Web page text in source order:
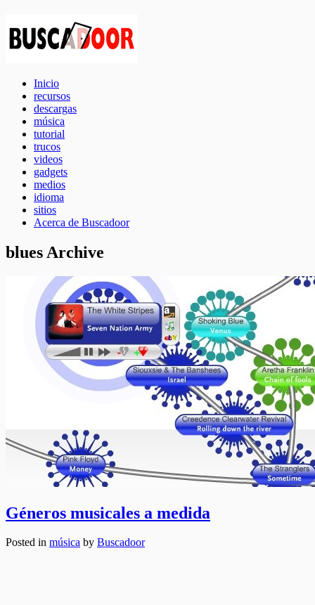
Inicio
recursos
descargas
música
tutorial
trucos
videos
gadgets
medios
idioma
sitios
Acerca de Buscadoor
blues Archive
Géneros musicales a medida
Posted in música by Buscadoor